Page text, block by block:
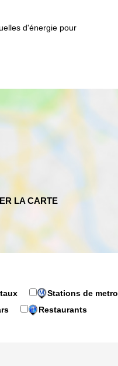
d'énergie pour
Stations de metro
Restaurants